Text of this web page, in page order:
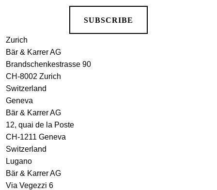
SUBSCRIBE
Zurich
Bär & Karrer AG
Brandschenkestrasse 90
CH-8002 Zurich
Switzerland
Geneva
Bär & Karrer AG
12, quai de la Poste
CH-1211 Geneva
Switzerland
Lugano
Bär & Karrer AG
Via Vegezzi 6